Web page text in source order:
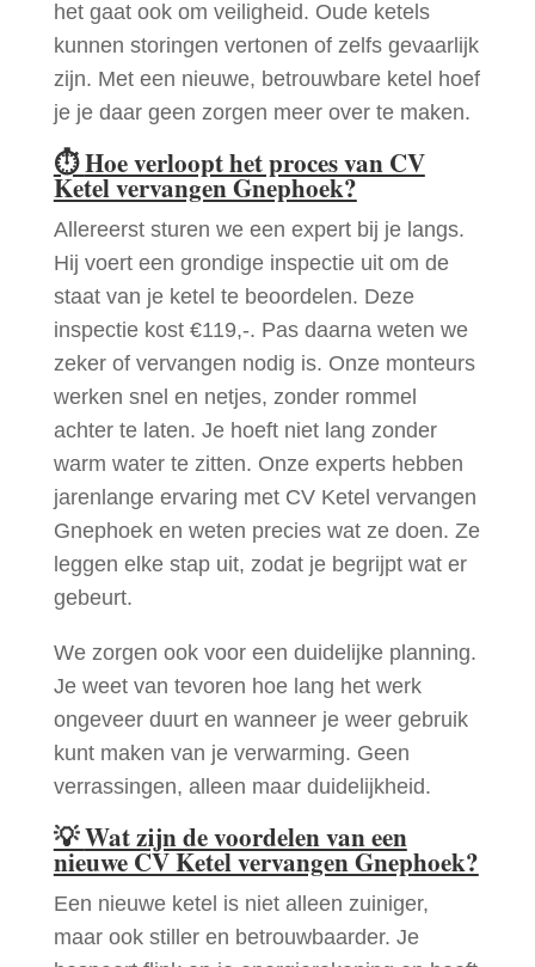
het gaat ook om veiligheid. Oude ketels
kunnen storingen vertonen of zelfs gevaarlijk
zijn. Met een nieuwe, betrouwbare ketel hoef
je je daar geen zorgen meer over te maken.
⏱Hoe verloopt het proces van CV
Ketel vervangen Gnephoek?
Allereerst sturen we een expert bij je langs.
Hij voert een grondige inspectie uit om de
staat van je ketel te beoordelen. Deze
inspectie kost €119,-. Pas daarna weten we
zeker of vervangen nodig is. Onze monteurs
werken snel en netjes, zonder rommel
achter te laten. Je hoeft niet lang zonder
warm water te zitten. Onze experts hebben
jarenlange ervaring met CV Ketel vervangen
Gnephoek en weten precies wat ze doen. Ze
leggen elke stap uit, zodat je begrijpt wat er
gebeurt.
We zorgen ook voor een duidelijke planning.
Je weet van tevoren hoe lang het werk
ongeveer duurt en wanneer je weer gebruik
kunt maken van je verwarming. Geen
verrassingen, alleen maar duidelijkheid.
💡Wat zijn de voordelen van een
nieuwe CV Ketel vervangen Gnephoek?
Een nieuwe ketel is niet alleen zuiniger,
maar ook stiller en betrouwbaarder. Je